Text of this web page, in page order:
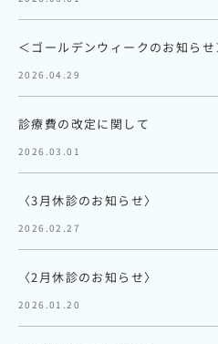
＜ゴールデンウィークのお知らせ
2026.04.29
診療費の改定に関して
2026.03.01
〈3月休診のお知らせ〉
2026.02.27
〈2月休診のお知らせ〉
2026.01.20